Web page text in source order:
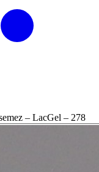
– LacGel – 278